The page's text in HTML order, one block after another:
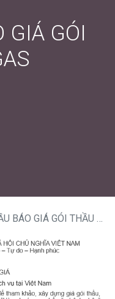
GIÁ GÓI
BÁO GIÁ GÓI THẦU GAS